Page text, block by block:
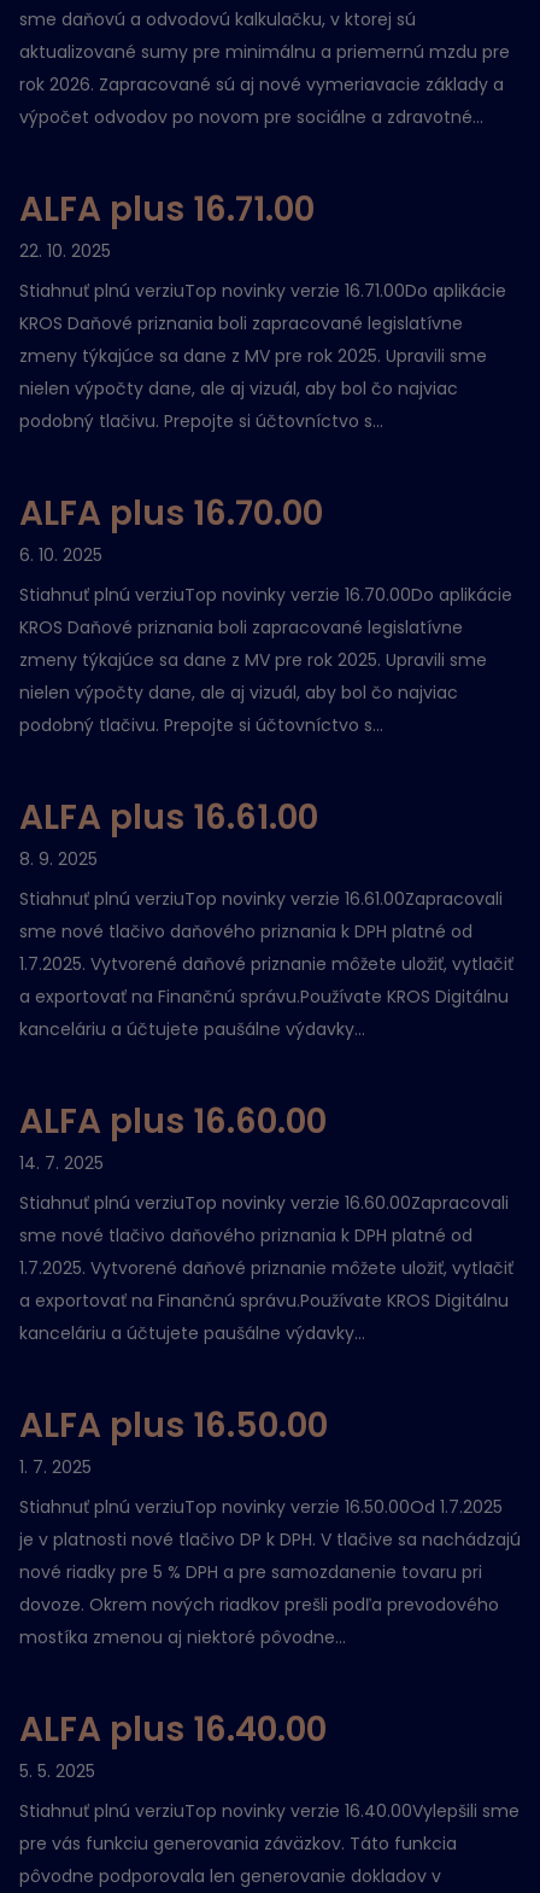
sme daňovú a odvodovú kalkulačku, v ktorej sú
aktualizované sumy pre minimálnu a priemernú mzdu pre
rok 2026. Zapracované sú aj nové vymeriavacie základy a
výpočet odvodov po novom pre sociálne a zdravotné...
ALFA plus 16.71.00
22. 10. 2025
Stiahnuť plnú verziuTop novinky verzie 16.71.00Do aplikácie
KROS Daňové priznania boli zapracované legislatívne
zmeny týkajúce sa dane z MV pre rok 2025. Upravili sme
nielen výpočty dane, ale aj vizuál, aby bol čo najviac
podobný tlačivu. Prepojte si účtovníctvo s...
ALFA plus 16.70.00
6. 10. 2025
Stiahnuť plnú verziuTop novinky verzie 16.70.00Do aplikácie
KROS Daňové priznania boli zapracované legislatívne
zmeny týkajúce sa dane z MV pre rok 2025. Upravili sme
nielen výpočty dane, ale aj vizuál, aby bol čo najviac
podobný tlačivu. Prepojte si účtovníctvo s...
ALFA plus 16.61.00
8. 9. 2025
Stiahnuť plnú verziuTop novinky verzie 16.61.00Zapracovali
sme nové tlačivo daňového priznania k DPH platné od
1.7.2025. Vytvorené daňové priznanie môžete uložiť, vytlačiť
a exportovať na Finančnú správu.Používate KROS Digitálnu
kanceláriu a účtujete paušálne výdavky...
ALFA plus 16.60.00
14. 7. 2025
Stiahnuť plnú verziuTop novinky verzie 16.60.00Zapracovali
sme nové tlačivo daňového priznania k DPH platné od
1.7.2025. Vytvorené daňové priznanie môžete uložiť, vytlačiť
a exportovať na Finančnú správu.Používate KROS Digitálnu
kanceláriu a účtujete paušálne výdavky...
ALFA plus 16.50.00
1. 7. 2025
Stiahnuť plnú verziuTop novinky verzie 16.50.00Od 1.7.2025
je v platnosti nové tlačivo DP k DPH. V tlačive sa nachádzajú
nové riadky pre 5 % DPH a pre samozdanenie tovaru pri
dovoze. Okrem nových riadkov prešli podľa prevodového
mostíka zmenou aj niektoré pôvodne...
ALFA plus 16.40.00
5. 5. 2025
Stiahnuť plnú verziuTop novinky verzie 16.40.00Vylepšili sme
pre vás funkciu generovania záväzkov. Táto funkcia
pôvodne podporovala len generovanie dokladov v